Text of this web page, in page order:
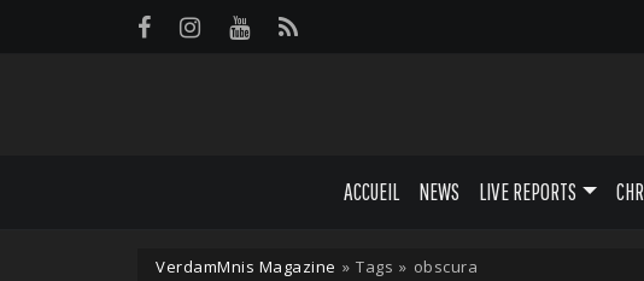
ACCUEIL NEWS LIVE REPORTS
VerdamMnis Magazine » Tags » obscura
Panneau de gestion des cookies